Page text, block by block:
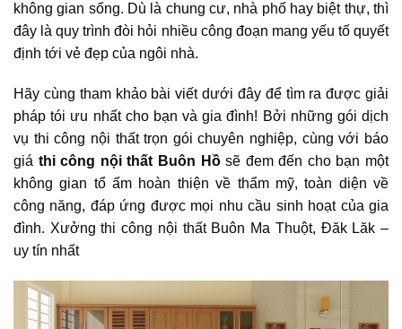
không gian sống. Dù là chung cư, nhà phố hay biệt thự, thì
đây là quy trình đòi hỏi nhiều công đoạn mang yếu tố quyết
định tới vẻ đẹp của ngôi nhà.
Hãy cùng tham khảo bài viết dưới đây để tìm ra được giải
pháp tói ưu nhất cho bạn và gia đình! Bởi những gói dịch
vụ thi công nội thất trọn gói chuyên nghiệp, cùng với báo
giá thi công nội thất Buôn Hồsẽ đem đến cho bạn một
không gian tổ ấm hoàn thiện về thẩm mỹ, toàn diện về
công năng, đáp ứng được mọi nhu cầu sinh hoạt của gia
đình. Xưởng thi công nội thất Buôn Ma Thuột, Đăk Lăk –
uy tín nhất